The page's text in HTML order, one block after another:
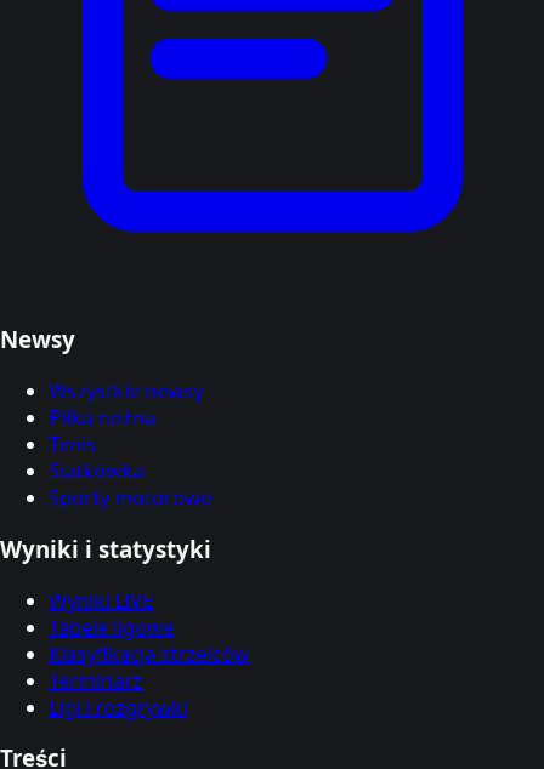
Newsy
Wszystkie newsy
Piłka nożna
Tenis
Siatkówka
Sporty motorowe
Wyniki i statystyki
Wyniki LIVE
Tabele ligowe
Klasyfikacja strzelców
Terminarz
Ligi i rozgrywki
Treści